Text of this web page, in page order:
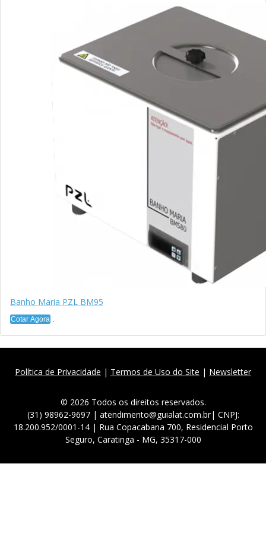
Banho Maria PZL BM95
Cotar Agora
Política de Privacidade | Termos de Uso do Site | Newsletter
© 2026 Todos os direitos reservados.
(31) 98962-9697 | atendimento@guialat.com.br| CNPJ:
18.200.952/0001-14 | Rua Copacabana 700, Residencial Porto
Seguro, Caratinga - MG, 35317-000